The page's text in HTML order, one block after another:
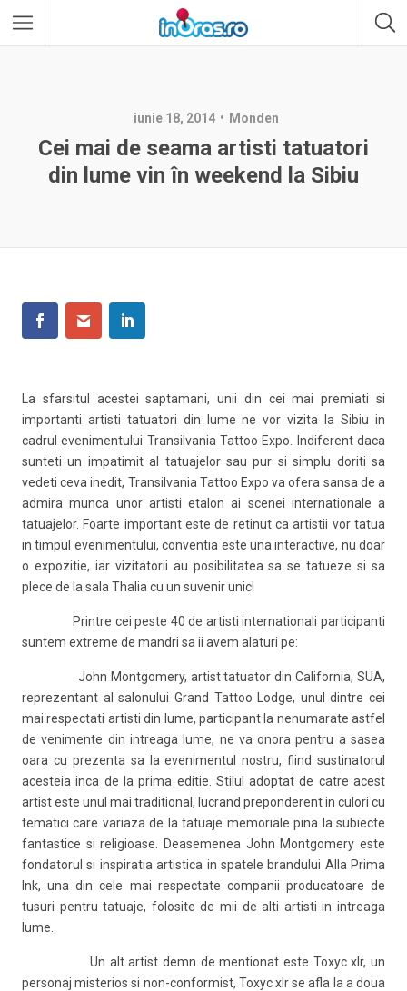
iunie 18, 2014 Monden
Cei mai de seama artisti tatuatori
din lume vin în weekend la Sibiu
La sfarsitul acestei saptamani, unii din cei mai premiati si
importanti artisti tatuatori din lume ne vor vizita la Sibiu in
cadrul evenimentului Transilvania Tattoo Expo. Indiferent daca
sunteti un impatimit al tatuajelor sau pur si simplu doriti sa
vedeti ceva inedit, Transilvania Tattoo Expo va ofera sansa de a
admira munca unor artisti etalon ai scenei internationale a
tatuajelor. Foarte important este de retinut ca artistii vor tatua
in timpul evenimentului, conventia este una interactive, nu doar
o expozitie, iar vizitatorii au posibilitatea sa se tatueze si sa
plece de la sala Thalia cu un suvenir unic!
Printre cei peste 40 de artisti internationali participanti
suntem extreme de mandri sa ii avem alaturi pe:
John Montgomery, artist tatuator din California, SUA,
reprezentant al salonului Grand Tattoo Lodge, unul dintre cei
mai respectati artisti din lume, participant la nenumarate astfel
de venimente din intreaga lume, ne va onora pentru a sasea
oara cu prezenta sa la evenimentul nostru, fiind sustinatorul
acesteia inca de la prima editie. Stilul adoptat de catre acest
artist este unul mai traditional, lucrand preponderent in culori cu
tematici care variaza de la tatuaje memoriale pina la subiecte
fantastice si religioase. Deasemenea John Montgomery este
fondatorul si inspiratia artistica in spatele brandului Alla Prima
Ink, una din cele mai respectate companii producatoare de
tusuri pentru tatuaje, folosite de mii de alti artisti in intreaga
lume.
Un alt artist demn de mentionat este Toxyc xlr, un
personaj misterios si non-conformist, Toxyc xlr se afla la a doua